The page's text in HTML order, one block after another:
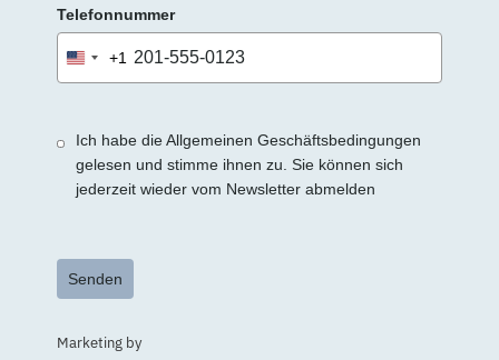
Telefonnummer
United
States
+1
Ich habe die Allgemeinen Geschäftsbedingungen
gelesen und stimme ihnen zu. Sie können sich
jederzeit wieder vom Newsletter abmelden
Senden
Marketing by